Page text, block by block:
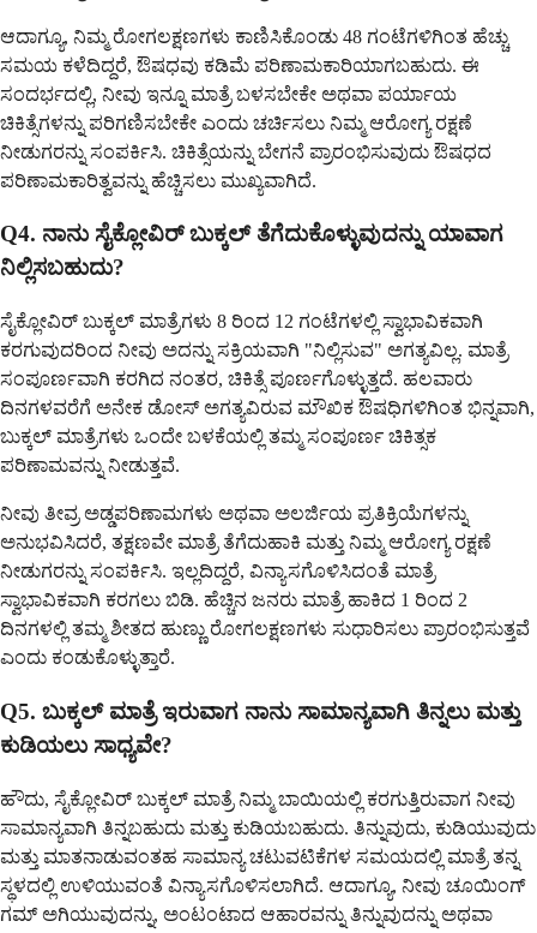
ಆದಾಗ್ಯೂ, ನಿಮ್ಮ ರೋಗಲಕ್ಷಣಗಳು ಕಾಣಿಸಿಕೊಂಡು 48 ಗಂಟೆಗಳಿಗಿಂತ ಹೆಚ್ಚು
ಸಮಯ ಕಳೆದಿದ್ದರೆ, ಔಷಧವು ಕಡಿಮೆ ಪರಿಣಾಮಕಾರಿಯಾಗಬಹುದು. ಈ
ಸಂದರ್ಭದಲ್ಲಿ, ನೀವು ಇನ್ನೂ ಮಾತ್ರೆ ಬಳಸಬೇಕೇ ಅಥವಾ ಪರ್ಯಾಯ
ಚಿಕಿತ್ಸೆಗಳನ್ನು ಪರಿಗಣಿಸಬೇಕೇ ಎಂದು ಚರ್ಚಿಸಲು ನಿಮ್ಮ ಆರೋಗ್ಯ ರಕ್ಷಣೆ
ನೀಡುಗರನ್ನು ಸಂಪರ್ಕಿಸಿ. ಚಿಕಿತ್ಸೆಯನ್ನು ಬೇಗನೆ ಪ್ರಾರಂಭಿಸುವುದು ಔಷಧದ
ಪರಿಣಾಮಕಾರಿತ್ವವನ್ನು ಹೆಚ್ಚಿಸಲು ಮುಖ್ಯವಾಗಿದೆ.
Q4. ನಾನು ಸೈಕ್ಲೋವಿರ್ ಬುಕ್ಕಲ್ ತೆಗೆದುಕೊಳ್ಳುವುದನ್ನು ಯಾವಾಗ
ನಿಲ್ಲಿಸಬಹುದು?
ಸೈಕ್ಲೋವಿರ್ ಬುಕ್ಕಲ್ ಮಾತ್ರೆಗಳು 8 ರಿಂದ 12 ಗಂಟೆಗಳಲ್ಲಿ ಸ್ವಾಭಾವಿಕವಾಗಿ
ಕರಗುವುದರಿಂದ ನೀವು ಅದನ್ನು ಸಕ್ರಿಯವಾಗಿ "ನಿಲ್ಲಿಸುವ" ಅಗತ್ಯವಿಲ್ಲ. ಮಾತ್ರೆ
ಸಂಪೂರ್ಣವಾಗಿ ಕರಗಿದ ನಂತರ, ಚಿಕಿತ್ಸೆ ಪೂರ್ಣಗೊಳ್ಳುತ್ತದೆ. ಹಲವಾರು
ದಿನಗಳವರೆಗೆ ಅನೇಕ ಡೋಸ್ ಅಗತ್ಯವಿರುವ ಮೌಖಿಕ ಔಷಧಿಗಳಿಗಿಂತ ಭಿನ್ನವಾಗಿ,
ಬುಕ್ಕಲ್ ಮಾತ್ರೆಗಳು ಒಂದೇ ಬಳಕೆಯಲ್ಲಿ ತಮ್ಮ ಸಂಪೂರ್ಣ ಚಿಕಿತ್ಸಕ
ಪರಿಣಾಮವನ್ನು ನೀಡುತ್ತವೆ.
ನೀವು ತೀವ್ರ ಅಡ್ಡಪರಿಣಾಮಗಳು ಅಥವಾ ಅಲರ್ಜಿಯ ಪ್ರತಿಕ್ರಿಯೆಗಳನ್ನು
ಅನುಭವಿಸಿದರೆ, ತಕ್ಷಣವೇ ಮಾತ್ರೆ ತೆಗೆದುಹಾಕಿ ಮತ್ತು ನಿಮ್ಮ ಆರೋಗ್ಯ ರಕ್ಷಣೆ
ನೀಡುಗರನ್ನು ಸಂಪರ್ಕಿಸಿ. ಇಲ್ಲದಿದ್ದರೆ, ವಿನ್ಯಾಸಗೊಳಿಸಿದಂತೆ ಮಾತ್ರೆ
ಸ್ವಾಭಾವಿಕವಾಗಿ ಕರಗಲು ಬಿಡಿ. ಹೆಚ್ಚಿನ ಜನರು ಮಾತ್ರೆ ಹಾಕಿದ 1 ರಿಂದ 2
ದಿನಗಳಲ್ಲಿ ತಮ್ಮ ಶೀತದ ಹುಣ್ಣು ರೋಗಲಕ್ಷಣಗಳು ಸುಧಾರಿಸಲು ಪ್ರಾರಂಭಿಸುತ್ತವೆ
ಎಂದು ಕಂಡುಕೊಳ್ಳುತ್ತಾರೆ.
Q5. ಬುಕ್ಕಲ್ ಮಾತ್ರೆ ಇರುವಾಗ ನಾನು ಸಾಮಾನ್ಯವಾಗಿ ತಿನ್ನಲು ಮತ್ತು
ಕುಡಿಯಲು ಸಾಧ್ಯವೇ?
ಹೌದು, ಸೈಕ್ಲೋವಿರ್ ಬುಕ್ಕಲ್ ಮಾತ್ರೆ ನಿಮ್ಮ ಬಾಯಿಯಲ್ಲಿ ಕರಗುತ್ತಿರುವಾಗ ನೀವು
ಸಾಮಾನ್ಯವಾಗಿ ತಿನ್ನಬಹುದು ಮತ್ತು ಕುಡಿಯಬಹುದು. ತಿನ್ನುವುದು, ಕುಡಿಯುವುದು
ಮತ್ತು ಮಾತನಾಡುವಂತಹ ಸಾಮಾನ್ಯ ಚಟುವಟಿಕೆಗಳ ಸಮಯದಲ್ಲಿ ಮಾತ್ರೆ ತನ್ನ
ಸ್ಥಳದಲ್ಲಿ ಉಳಿಯುವಂತೆ ವಿನ್ಯಾಸಗೊಳಿಸಲಾಗಿದೆ. ಆದಾಗ್ಯೂ, ನೀವು ಚೂಯಿಂಗ್
ಗಮ್ ಅಗಿಯುವುದನ್ನು, ಅಂಟಂಟಾದ ಆಹಾರವನ್ನು ತಿನ್ನುವುದನ್ನು ಅಥವಾ